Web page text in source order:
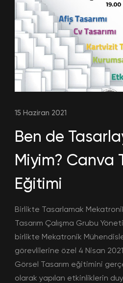
15 Haziran 2021
Ben de
Miyim? Canva
Eğitimi
Birlikte Tasarlamak
Tasarım Çalışma Grubu
birlikte Mekatronik
görevlilerine özel 4 Nisan
Görsel Tasarım eğitimini
olarak yapılan etkinliklerin